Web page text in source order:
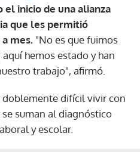
el inicio de una alianza
que les permitió
mes. "No es que fuimos
hemos estado y han
trabajo", afirmó.
difícil vivir con
suman al diagnóstico
y escolar.